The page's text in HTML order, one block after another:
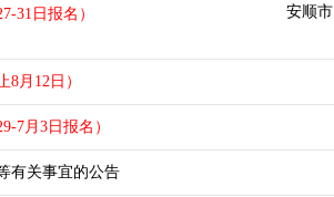
安顺市
31日报名）
月12日）
7月3日报名）
有关事宜的公告